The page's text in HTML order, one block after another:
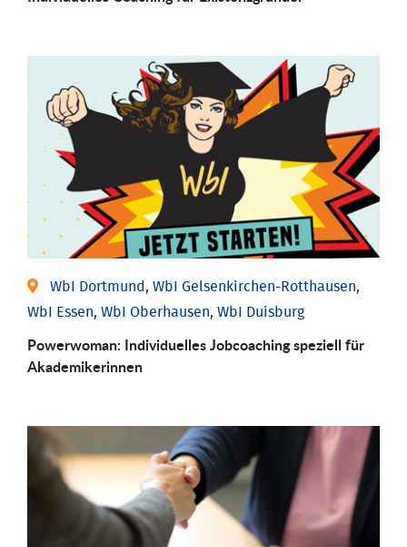
WbI Dortmund, WbI Gelsenkirchen-Rotthausen,
WbI Essen, WbI Oberhausen, WbI Duisburg
Powerwoman: Individu­elles Job­coaching speziell für
Aka­demiker­innen